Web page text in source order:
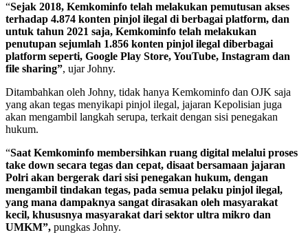
“Sejak 2018, Kemkominfo telah melakukan pemutusan akses
terhadap 4.874 konten pinjol ilegal di berbagai platform, dan
untuk tahun 2021 saja, Kemkominfo telah melakukan
penutupan sejumlah 1.856 konten pinjol ilegal diberbagai
platform seperti, Google Play Store, YouTube, Instagram dan
file sharing”, ujar Johny.
Ditambahkan oleh Johny, tidak hanya Kemkominfo dan OJK saja
yang akan tegas menyikapi pinjol ilegal, jajaran Kepolisian juga
akan mengambil langkah serupa, terkait dengan sisi penegakan
hukum.
“Saat Kemkominfo membersihkan ruang digital melalui proses
take down secara tegas dan cepat, disaat bersamaan jajaran
Polri akan bergerak dari sisi penegakan hukum, dengan
mengambil tindakan tegas, pada semua pelaku pinjol ilegal,
yang mana dampaknya sangat dirasakan oleh masyarakat
kecil, khususnya masyarakat dari sektor ultra mikro dan
UMKM”, pungkas Johny.